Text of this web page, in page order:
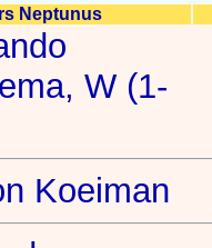
Neptunus
W (1-
Koeiman